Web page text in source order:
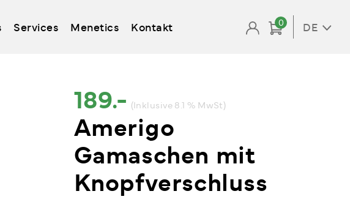
Services Menetics Kontakt 0 DE
189.- (Inklusive 8.1 % MwSt)
Amerigo
Gamaschen mit
Knopfverschluss